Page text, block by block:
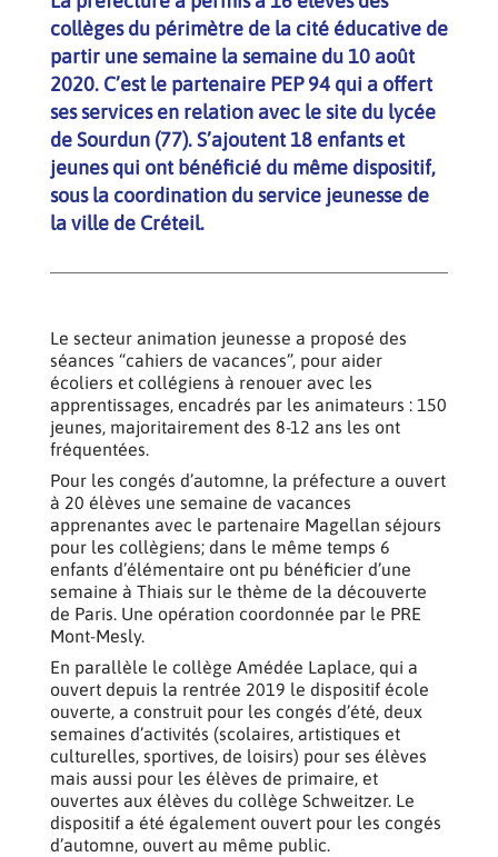
collèges du périmètre de la cité éducative de
partir une semaine la semaine du 10 août
2020. C’est le partenaire PEP 94 qui a offert
ses services en relation avec le site du lycée
de Sourdun (77). S’ajoutent 18 enfants et
jeunes qui ont bénéficié du même dispositif,
sous la coordination du service jeunesse de
la ville de Créteil.
Le secteur animation jeunesse a proposé des
séances “cahiers de vacances”, pour aider
écoliers et collégiens à renouer avec les
apprentissages, encadrés par les animateurs : 150
jeunes, majoritairement des 8-12 ans les ont
fréquentées.
Pour les congés d’automne, la préfecture a ouvert
à 20 élèves une semaine de vacances
apprenantes avec le partenaire Magellan séjours
pour les collègiens; dans le même temps 6
enfants d’élémentaire ont pu bénéficier d’une
semaine à Thiais sur le thème de la découverte
de Paris. Une opération coordonnée par le PRE
Mont-Mesly.
En parallèle le collège Amédée Laplace, qui a
ouvert depuis la rentrée 2019 le dispositif école
ouverte, a construit pour les congés d’été, deux
semaines d’activités (scolaires, artistiques et
culturelles, sportives, de loisirs) pour ses élèves
mais aussi pour les élèves de primaire, et
ouvertes aux élèves du collège Schweitzer. Le
dispositif a été également ouvert pour les congés
d’automne, ouvert au même public.